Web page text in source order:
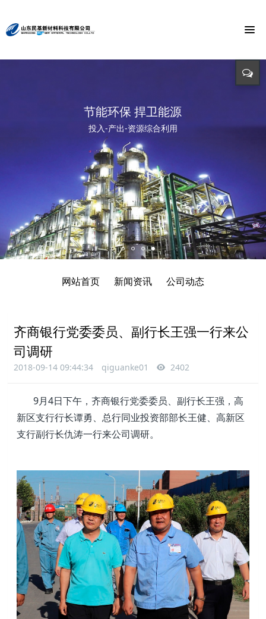
招标公告
招标详情及投标方式请点击查询（测试）
打造氯乙酸世界第一品牌
迈向世界价值链高端 打造世界精细化工绿色基地 创造氯乙酸国际
市场第一品牌
与时俱进 与市俱进 与世俱进
依靠科技创新 发展循环经济
精益求精 铸造品质
立足新起点 开创新局面
节能环保 捍卫能源
投入-产出-资源综合利用
网站首页 新闻资讯 公司动态
齐商银行党委委员、副行长王强一行来公
司调研
2018-09-14 09:44:34 qiguanke01 2402
9月4日下午，齐商银行党委委员、副行长王强，高
新区支行行长谭勇、总行同业投资部部长王健、高新区
支行副行长仇涛一行来公司调研。